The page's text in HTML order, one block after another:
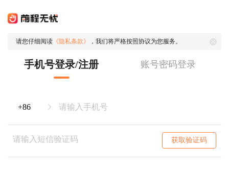
请您仔细阅读 《隐私条款》 ，我们将严格按照协议为您服务。
手机号登录/注册 账号密码登录
获取验证码